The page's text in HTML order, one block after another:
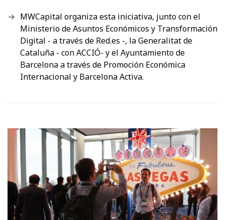
MWCapital organiza esta iniciativa, junto con el
Ministerio de Asuntos Económicos y Transformación
Digital - a través de Red.es -, la Generalitat de
Cataluña - con ACCIÓ- y el Ayuntamiento de
Barcelona a través de Promoción Económica
Internacional y Barcelona Activa.